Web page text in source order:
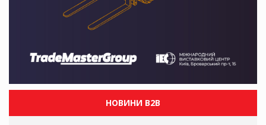
НОВИНИ B2B